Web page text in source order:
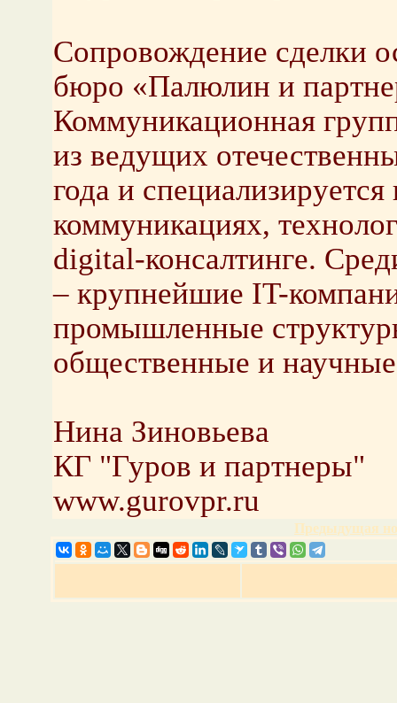
Сопровождение сделки
бюро «Палюлин и
Коммуникационная
из ведущих
года и специализируется
коммуникациях,
digital-консалтинге.
– крупнейшие IT-
промышленные
общественные и
Нина Зиновьева
КГ "Гуров и партнеры"
www.gurovpr.ru
Предыдущая